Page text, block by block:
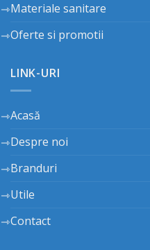
Materiale sanitare
Oferte si promotii
LINK-URI
Acasă
Despre noi
Branduri
Utile
Contact